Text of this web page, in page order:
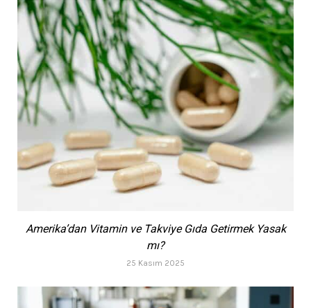
Amerika’dan Vitamin ve Takviye Gıda Getirmek Yasak
mı?
25 Kasım 2025